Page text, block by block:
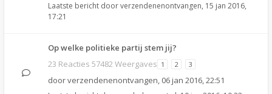
Laatste bericht doorverzendenenontvangen, 15 jan 2016,
17:21
Op welke politieke partij stem jij?
23 Reacties 57482 Weergaves 1 2 3
doorverzendenenontvangen, 06 jan 2016, 22:51